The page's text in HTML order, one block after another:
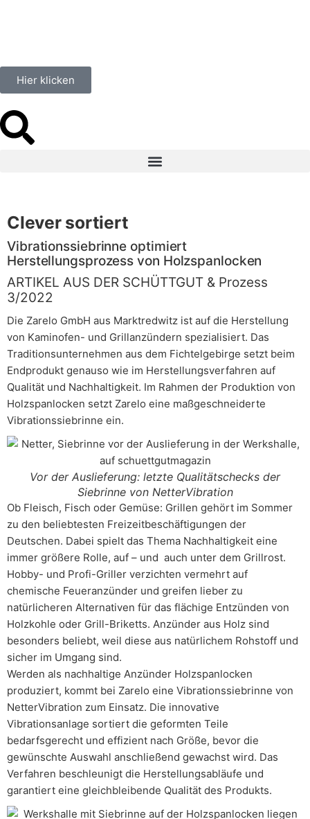
Hier klicken
Clever sortiert
Vibrationssiebrinne optimiert
Herstellungsprozess von Holzspanlocken
ARTIKEL AUS DER SCHÜTTGUT & Prozess
3/2022
Die Zarelo GmbH aus Marktredwitz ist auf die Herstellung
von Kaminofen- und Grillanzündern spezialisiert. Das
Traditionsunternehmen aus dem Fichtelgebirge setzt beim
Endprodukt genauso wie im Herstellungsverfahren auf
Qualität und Nachhaltigkeit. Im Rahmen der Produktion von
Holzspanlocken setzt Zarelo eine maßgeschneiderte
Vibrationssiebrinne ein.
Vor der Auslieferung: letzte Qualitätschecks der
Siebrinne von NetterVibration
Ob Fleisch, Fisch oder Gemüse: Grillen gehört im Sommer
zu den beliebtesten Freizeitbeschäftigungen der
Deutschen. Dabei spielt das Thema Nachhaltigkeit eine
immer größere Rolle, auf – und auch unter dem Grillrost.
Hobby- und Profi-Griller verzichten vermehrt auf
chemische Feueranzünder und greifen lieber zu
natürlicheren Alternativen für das flächige Entzünden von
Holzkohle oder Grill-Briketts. Anzünder aus Holz sind
besonders beliebt, weil diese aus natürlichem Rohstoff und
sicher im Umgang sind.
Werden als nachhaltige Anzünder Holzspanlocken
produziert, kommt bei Zarelo eine Vibrationssiebrinne von
NetterVibration zum Einsatz. Die innovative
Vibrationsanlage sortiert die geformten Teile
bedarfsgerecht und effizient nach Größe, bevor die
gewünschte Auswahl anschließend gewachst wird. Das
Verfahren beschleunigt die Herstellungsabläufe und
garantiert eine gleichbleibende Qualität des Produkts.